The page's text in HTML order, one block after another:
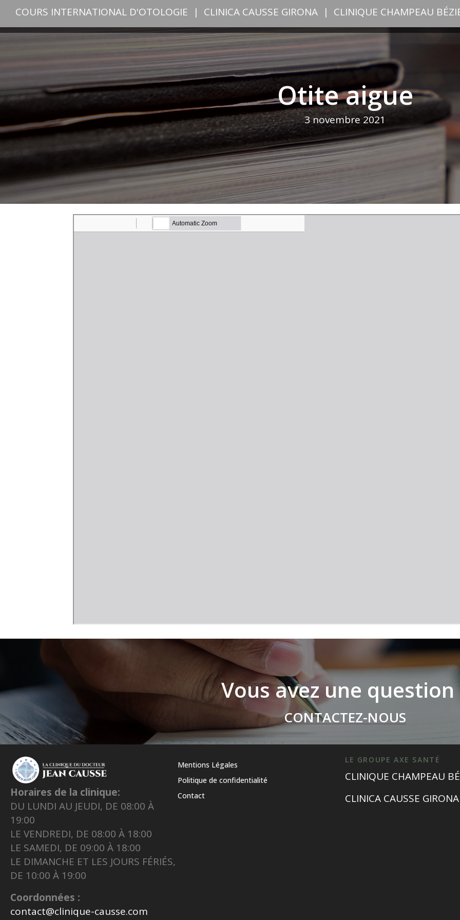
COURS INTERNATIONAL D'OTOLOGIE | CLINICA CAUSSE GIRONA | CLINIQUE CHAMPEAU
Otite aigue
3 novembre 2021
Vous avez une question
CONTACTEZ-NOUS
Horaires de la clinique:
DU LUNDI AU JEUDI, DE 08:00 À
19:00
LE VENDREDI, DE 08:00 À 18:00
LE SAMEDI, DE 09:00 À 18:00
LE DIMANCHE ET LES JOURS FÉRIÉS,
DE 10:00 À 19:00
Coordonnées :
contact@clinique-causse.com
Mentions Légales
Politique de confidentialité
Contact
LE GROUPE AXE SANTÉ
CLINIQUE CHAMPEAU
CLINICA CAUSSE GIRONA